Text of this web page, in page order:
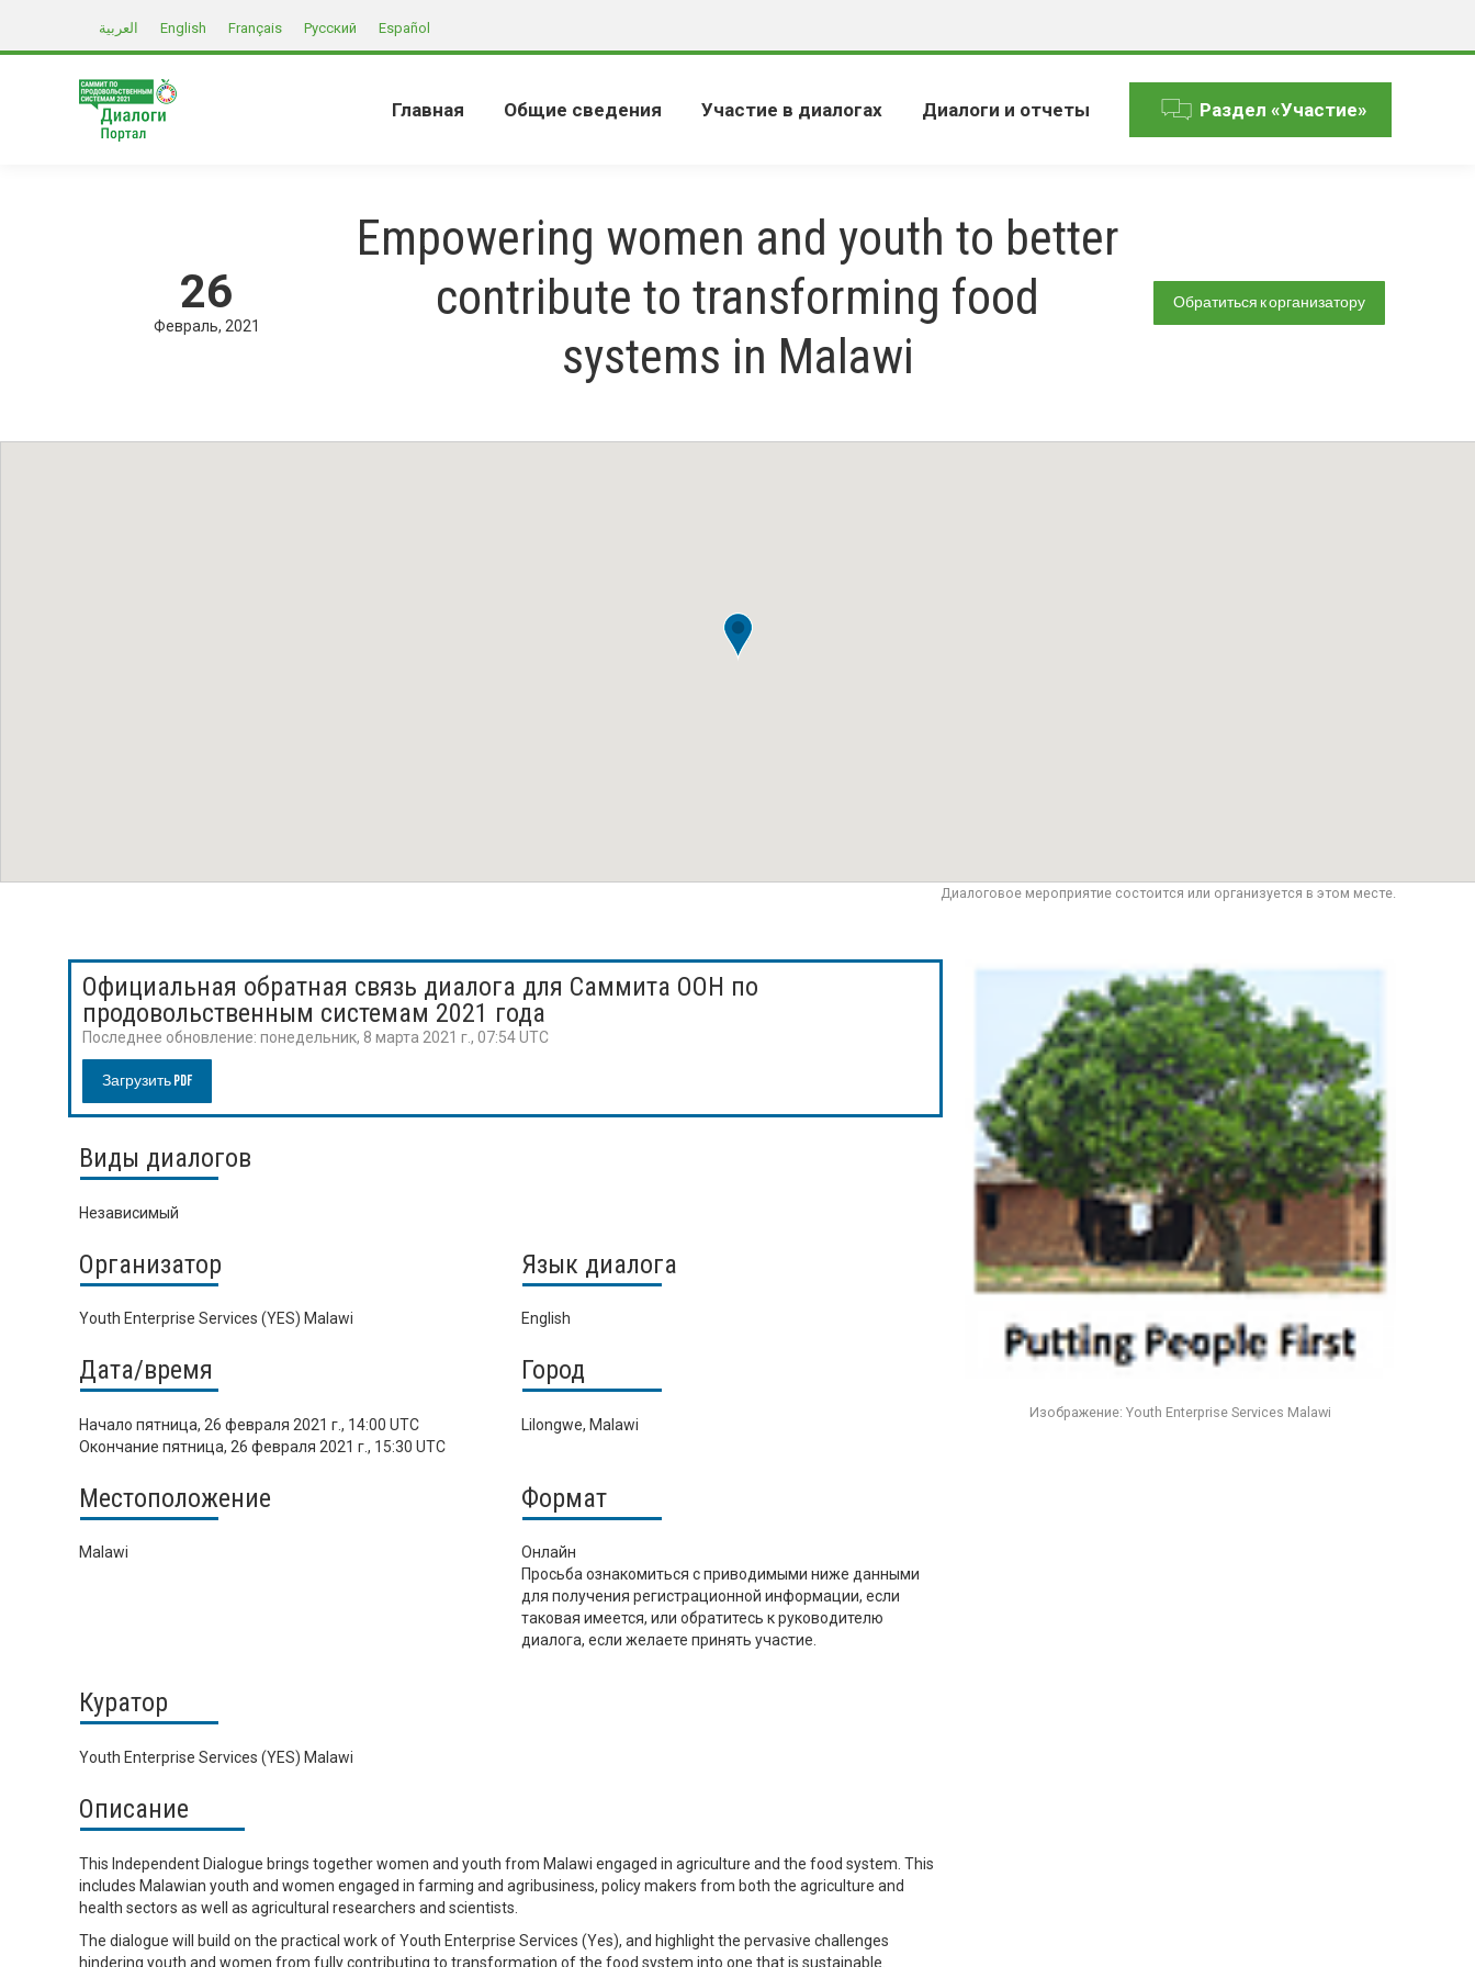
العربية English Français Русский Español
Главная Общие сведения Участие в диалогах Диалоги и отчеты Раздел «Участие»
26
Февраль 2021
Empowering women and youth to better
contribute to transforming food
systems in Malawi
Обратиться к организатору
Диалоговое мероприятие состоится или организуется в этом месте.
Официальная обратная связь диалога для Саммита ООН по
продовольственным системам 2021 года
Последнее обновление: понедельник, 8 марта 2021 г., 07:54 UTC
Загрузить PDF
Виды диалогов
Независимый
Организатор
Youth Enterprise Services (YES) Malawi
Язык диалога
English
Дата/время
Начало пятница, 26 февраля 2021 г., 14:00 UTC
Окончание пятница, 26 февраля 2021 г., 15:30 UTC
Город
Lilongwe, Malawi
Местоположение
Malawi
Формат
Онлайн
Просьба ознакомиться с приводимыми ниже данными
для получения регистрационной информации, если
таковая имеется, или обратитесь к руководителю
диалога, если желаете принять участие.
Куратор
Youth Enterprise Services (YES) Malawi
Описание
This Independent Dialogue brings together women and youth from Malawi engaged in agriculture and the food system. This
includes Malawian youth and women engaged in farming and agribusiness, policy makers from both the agriculture and
health sectors as well as agricultural researchers and scientists.
The dialogue will build on the practical work of Youth Enterprise Services (Yes), and highlight the pervasive challenges
hindering youth and women from fully contributing to transformation of the food system into one that is sustainable.
Изображение: Youth Enterprise Services Malawi